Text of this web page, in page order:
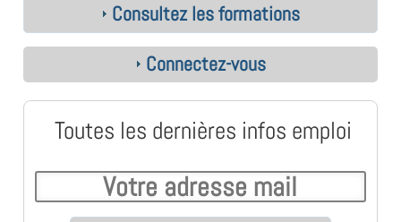
Consultez les formations
Connectez-vous
Toutes les dernières infos emploi